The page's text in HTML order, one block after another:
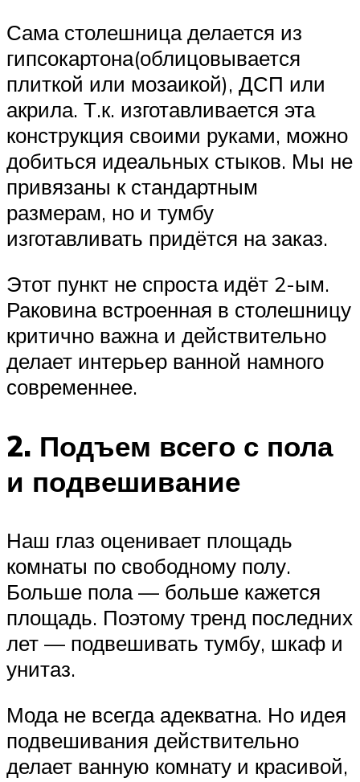
Сама столешница делается из
гипсокартона(облицовывается
плиткой или мозаикой), ДСП или
акрила. Т.к. изготавливается эта
конструкция своими руками, можно
добиться идеальных стыков. Мы не
привязаны к стандартным
размерам, но и тумбу
изготавливать придётся на заказ.
Этот пункт не спроста идёт 2-ым.
Раковина встроенная в столешницу
критично важна и действительно
делает интерьер ванной намного
современнее.
2. Подъем всего с пола
и подвешивание
Наш глаз оценивает площадь
комнаты по свободному полу.
Больше пола — больше кажется
площадь. Поэтому тренд последних
лет — подвешивать тумбу, шкаф и
унитаз.
Мода не всегда адекватна. Но идея
подвешивания действительно
делает ванную комнату и красивой,